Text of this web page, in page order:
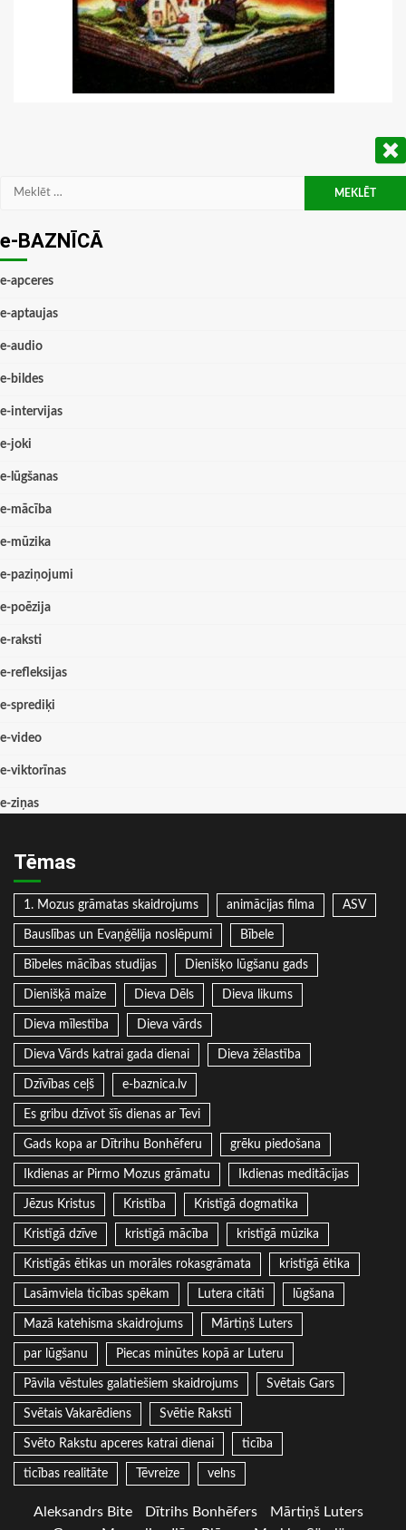
Meklēt:
e-BAZNĪCĀ
e-apceres
e-aptaujas
e-audio
e-bildes
e-intervijas
e-joki
e-lūgšanas
e-mācība
e-mūzika
e-paziņojumi
e-poēzija
e-raksti
e-refleksijas
e-sprediķi
e-video
e-viktorīnas
e-ziņas
Tēmas
1. Mozus grāmatas skaidrojums animācijas filma ASV
Bauslības un Evaņģēlija noslēpumi Bībele
Bībeles mācības studijas Dienišķo lūgšanu gads
Dienišķā maize Dieva Dēls Dieva likums
Dieva mīlestība Dieva vārds
Dieva Vārds katrai gada dienai Dieva žēlastība
Dzīvības ceļš e-baznica.lv
Es gribu dzīvot šīs dienas ar Tevi
Gads kopa ar Dītrihu Bonhēferu grēku piedošana
Ikdienas ar Pirmo Mozus grāmatu Ikdienas meditācijas
Jēzus Kristus Kristība Kristīgā dogmatika
Kristīgā dzīve kristīgā mācība kristīgā mūzika
Kristīgās ētikas un morāles rokasgrāmata kristīgā ētika
Lasāmviela ticības spēkam Lutera citāti lūgšana
Mazā katehisma skaidrojums Mārtiņš Luters
par lūgšanu Piecas minūtes kopā ar Luteru
Pāvila vēstules galatiešiem skaidrojums Svētais Gars
Svētais Vakarēdiens Svētie Raksti
Svēto Rakstu apceres katrai dienai ticība
ticības realitāte Tēvreize velns
Aleksandrs Bite Dītrihs Bonhēfers
Mārtiņš Luters